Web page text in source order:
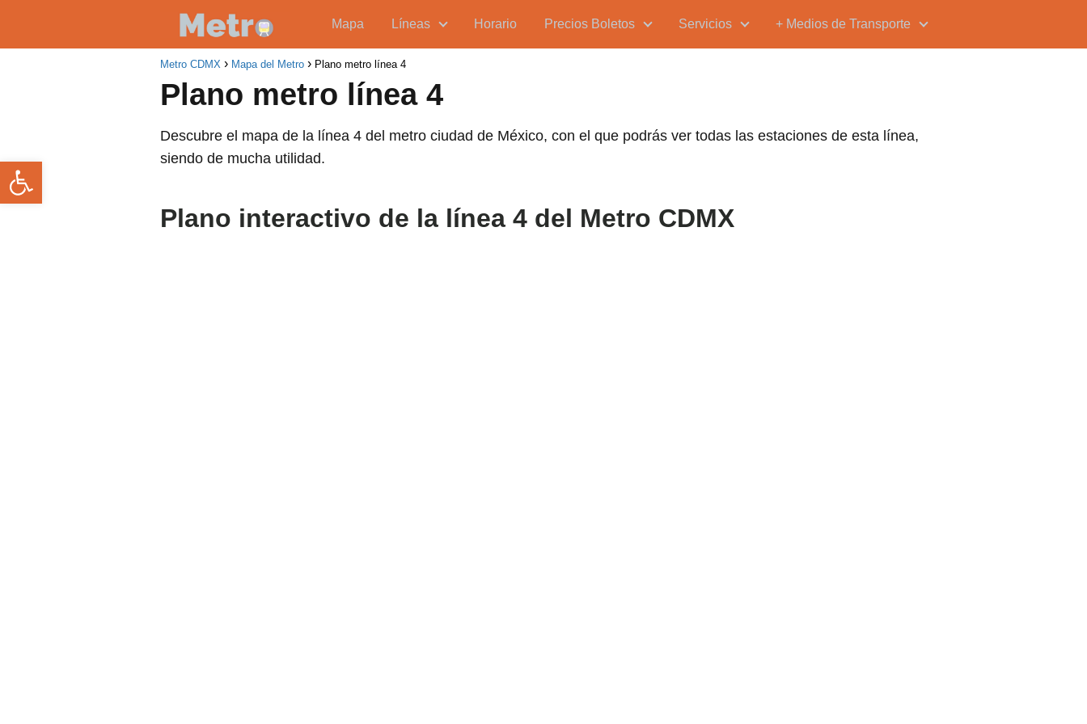
Mapa Líneas Horario Precios Boletos Servicios + Medios de Transporte
Metro CDMX Mapa del Metro Plano metro línea 4
Plano metro línea 4
Descubre el mapa de la línea 4 del metro ciudad de México, con el que podrás ver todas las estaciones de esta línea,
siendo de mucha utilidad.
Plano interactivo de la línea 4 del Metro CDMX
Abrir barra de herramientas